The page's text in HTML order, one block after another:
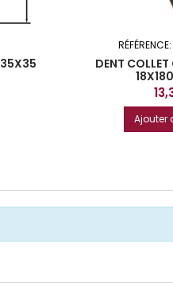
35X35
RÉFÉRENCE:
DENT COLLET
Prix
Ajouter